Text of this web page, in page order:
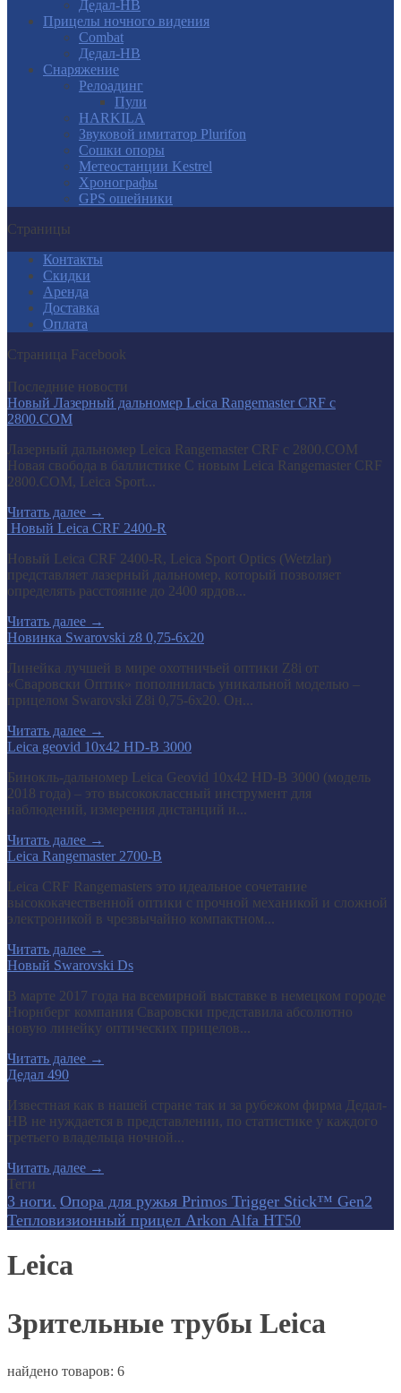
Дедал-НВ
Прицелы ночного видения
Combat
Дедал-НВ
Снаряжение
Релоадинг
Пули
HARKILA
Звуковой имитатор Plurifon
Сошки опоры
Метеостанции Kestrel
Хронографы
GPS ошейники
Страницы
Контакты
Скидки
Аренда
Доставка
Оплата
Страница Facebook
Последние новости
Новый Лазерный дальномер Leica Rangemaster CRF с
2800.COM
Лазерный дальномер Leica Rangemaster CRF с 2800.COM
Новая свобода в баллистике С новым Leica Rangemaster CRF
2800.COM, Leica Sport...
Читать далее →
​ Новый Leica CRF 2400-R
Новый Leica CRF 2400-R, Leica Sport Optics (Wetzlar)
представляет лазерный дальномер, который позволяет
определять расстояние до 2400 ярдов...
Читать далее →
Новинка Swarovski z8 0,75-6x20
Линейка лучшей в мире охотничьей оптики Z8i от
«Сваровски Оптик» пополнилась уникальной моделью –
прицелом Swarovski Z8i 0,75-6x20. Он...
Читать далее →
Leica geovid 10x42 HD-B 3000
Бинокль-дальномер Leica Geovid 10x42 HD-В 3000 (модель
2018 года) – это высококлассный инструмент для
наблюдений, измерения дистанций и...
Читать далее →
Leica Rangemaster 2700-B
Leica CRF Rangemasters это идеальное сочетание
высококачественной оптики с прочной механикой и сложной
электроникой в чрезвычайно компактном...
Читать далее →
Новый Swarovski Ds
В марте 2017 года на всемирной выставке в немецком городе
Нюрнберг компания Сваровски представила абсолютно
новую линейку оптических прицелов...
Читать далее →
Дедал 490
Известная как в нашей стране так и за рубежом фирма Дедал-
НВ не нуждается в представлении, по статистике у каждого
третьего владельца ночной...
Читать далее →
Теги
3 ноги. Опора для ружья Primos Trigger Stick™ Gen2
Тепловизионный прицел Arkon Alfa HT50
Leica
Зрительные трубы Leica
найдено товаров: 6